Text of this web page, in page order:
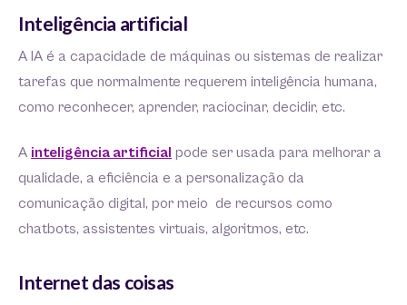
Inteligência artificial
A IA é a capacidade de máquinas ou sistemas de realizar
tarefas que normalmente requerem inteligência humana,
como reconhecer, aprender, raciocinar, decidir, etc.
A inteligência artificial pode ser usada para melhorar a
qualidade, a eficiência e a personalização da
comunicação digital, por meio de recursos como
chatbots, assistentes virtuais, algoritmos, etc.
Internet das coisas